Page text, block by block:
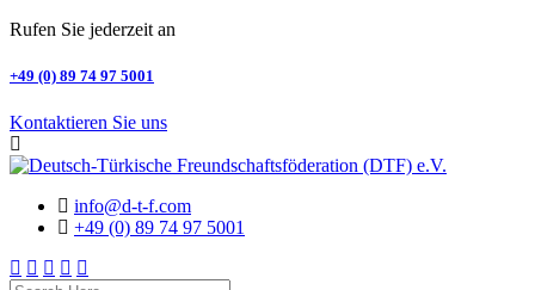
Rufen Sie jederzeit an
+49 (0) 89 74 97 5001
Kontaktieren Sie uns
info@d-t-f.com
+49 (0) 89 74 97 5001